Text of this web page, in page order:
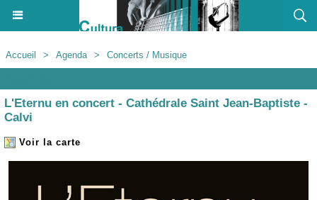
Accueil > Agenda > Concerts / Musique
L'Eternu en concert - Cathédrale Saint Jean-Baptiste -
Calvi
Voir la carte